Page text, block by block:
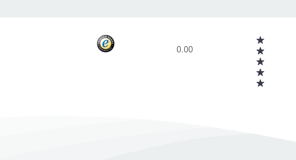
0.00